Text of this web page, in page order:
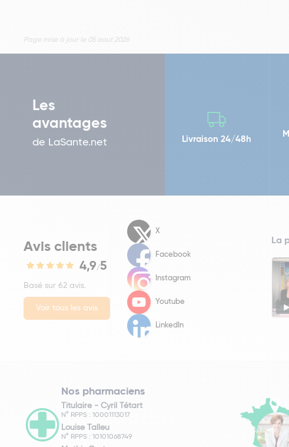
Page mise à jour le 05 aout 2026
Les
avantages
de LaSante.net Livraison 24/48h
Avis clients
4,9/5
Basé sur 62 avis.
Voir tous les avis
X
Facebook
Instagram
Youtube
LinkedIn
La
Nos pharmaciens
Titulaire - Cyril Tétart
N° RPPS : 10001113017
Louise Talleu
N° RPPS : 10101068749